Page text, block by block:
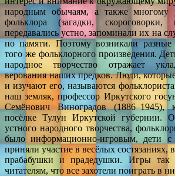
народным обычаям, а также многому
фольклора (загадки,
передавались устно, запоминали их на
по памяти. Поэтому возникали
того же фольклорного произведения.
народное творчество отражает
верования наших предков. Люди,
и изучают его, называются
наш земляк, профессор Иркутского
Семёнович Виноградов (1886–1945),
посёлке Тулун Иркутской губернии.
устного народного творчества,
было информационно-игровым, дети
приняли участие в весёлых состязаниях,
прабабушки и прадедушки. Игры так
читателям, что все захотели поиграть в